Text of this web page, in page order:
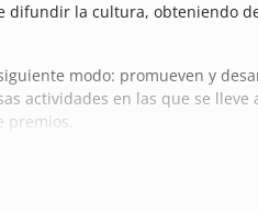
la cultura, obteniendo
modo: promueven y
actividades en las que se
premios.
las entidades de referencia a